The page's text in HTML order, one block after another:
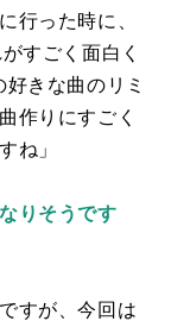
行った時に、
すごく面白く
好きな曲のリミ
作りにすごく
ね」
りそうです
すが、今回は